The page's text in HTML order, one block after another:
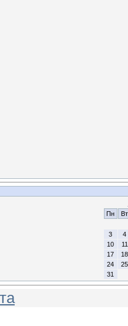
Пн
Вт
3
4
10
11
17
18
24
25
31